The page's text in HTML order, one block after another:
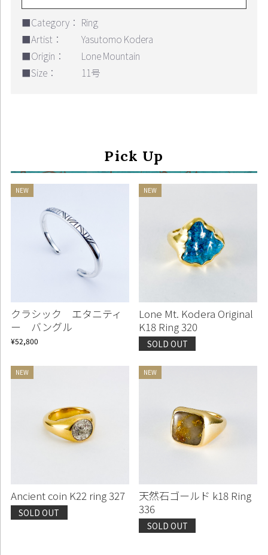
■Category： Ring
■Artist：
Yasutomo Kodera
■Origin：
Lone Mountain
■Size：
11号
Pick Up
クラシック エタニティ
ー バングル
¥52,800
Lone Mt. Kodera Original
K18 Ring 320
SOLD OUT
Ancient coin K22 ring 327
SOLD OUT
天然石ゴールド k18 Ring
336
SOLD OUT